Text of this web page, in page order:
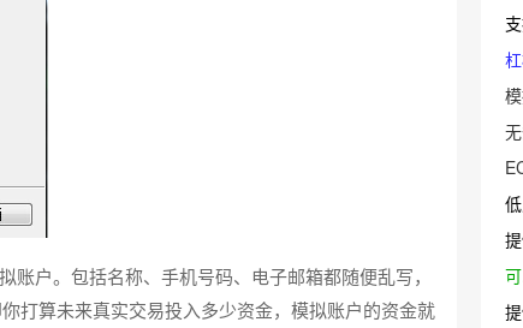
户。包括名称、手机号码、电子邮箱都随便乱写，
打算未来真实交易投入多少资金，模拟账户的资金就